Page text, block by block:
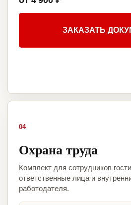
ЗАКАЗАТЬ
04
Охрана труда
Комплект для сотрудников
ответственные лица и
работодателя.